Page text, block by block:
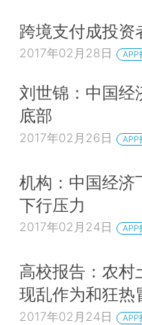
跨境支付成投资
2017年02月28日 APP
刘世锦：中国经
底部
2017年02月26日 APP
机构：中国经济
下行压力
2017年02月24日 APP
高校报告：农村
现乱作为和狂热
2017年02月24日 APP